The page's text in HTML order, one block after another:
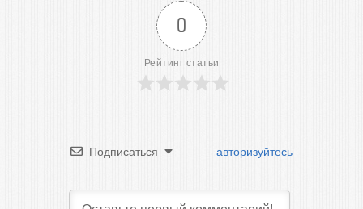
0
Рейтинг статьи
Подписаться авторизуйтесь